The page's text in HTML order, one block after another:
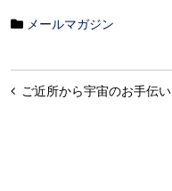
メールマガジン
投ご近所から宇宙のお手伝い